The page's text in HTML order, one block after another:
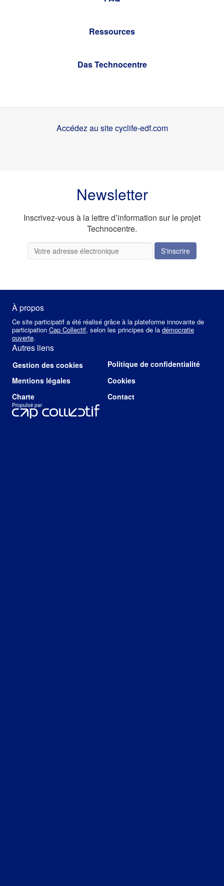
Ressources
Das Technocentre
Accédez au site cyclife-edf.com
Newsletter
Inscrivez-vous à la lettre d’information sur le projet
Technocentre.
S'inscrire
À propos
Ce site participatif a été réalisé grâce à la plateforme innovante de
participation Cap Collectif, selon les principes de la démocratie
ouverte.
Autres liens
Gestion des cookies
Politique de confidentialité
Mentions légales
Cookies
Charte
Contact